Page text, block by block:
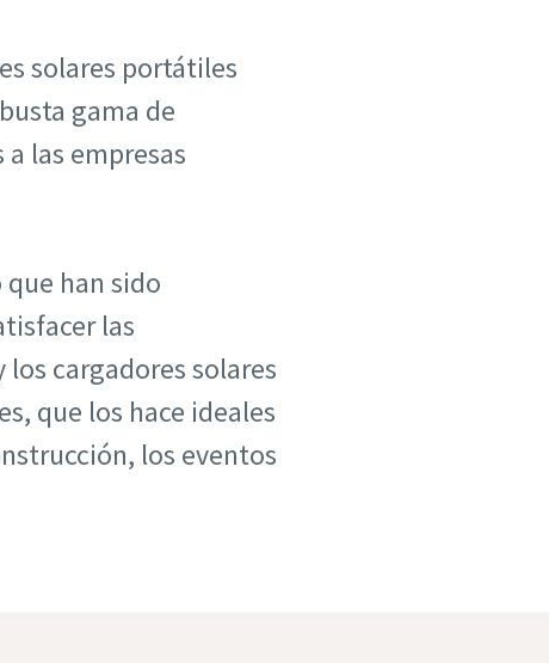
solares portátiles
gama de
las empresas
que han sido
las
cargadores solares
que los hace ideales
los eventos